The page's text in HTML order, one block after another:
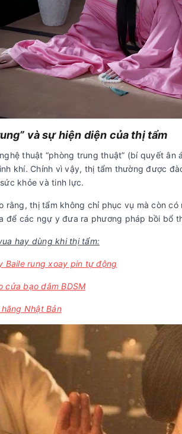
và sự hiện diện của thị tẩm
thuật “phòng trung thuật” (bí quyết
khí. Chính vì vậy, thị tẩm thường được
khỏe và tinh lực.
rằng, thị tẩm không chỉ phục vụ mà còn
để các ngự y đưa ra phương pháp bồi bổ
hay dùng khi thị tẩm:
Baile rung xoay pin tự động
cửa bạo dâm BDSM
Nhật Bản